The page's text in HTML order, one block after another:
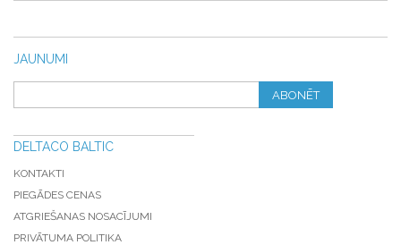
JAUNUMI
ABONĒT
DELTACO BALTIC
KONTAKTI
PIEGĀDES CENAS
ATGRIEŠANAS NOSACĪJUMI
PRIVĀTUMA POLITIKA